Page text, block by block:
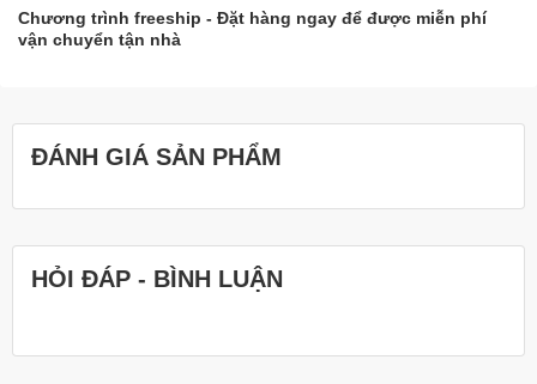
Chương trình freeship - Đặt hàng ngay để được miễn phí
vận chuyển tận nhà
ĐÁNH GIÁ SẢN PHẨM
HỎI ĐÁP - BÌNH LUẬN